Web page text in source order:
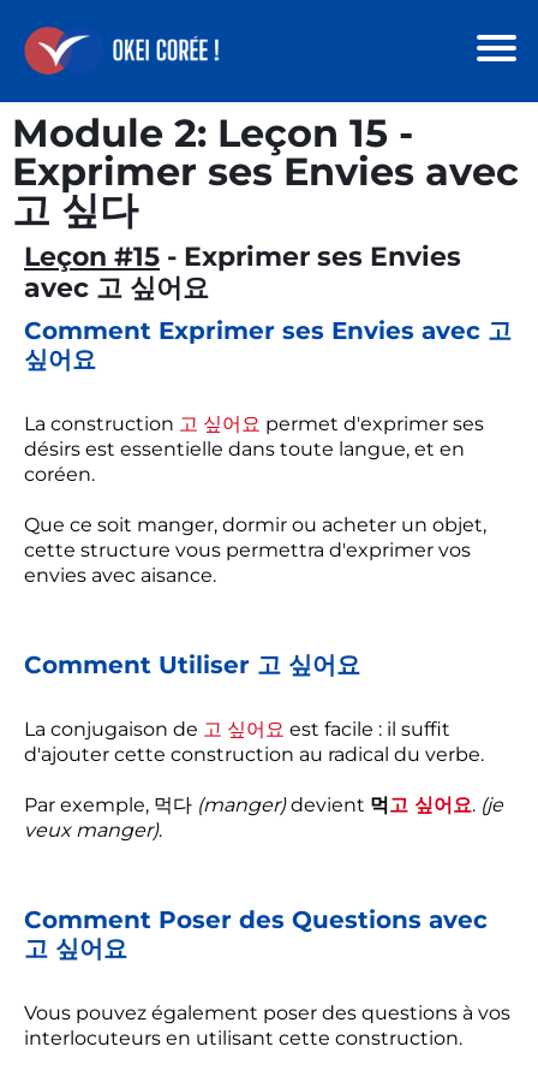
Module 2: Leçon 15 -
Exprimer ses Envies avec
고 싶다
Leçon #15 - Exprimer ses Envies
avec 고 싶어요
Comment Exprimer ses Envies avec 고
싶어요
La construction 고 싶어요 permet d'exprimer ses
désirs est essentielle dans toute langue, et en
coréen.
Que ce soit manger, dormir ou acheter un objet,
cette structure vous permettra d'exprimer vos
envies avec aisance.
Comment Utiliser 고 싶어요
La conjugaison de 고 싶어요 est facile : il suffit
d'ajouter cette construction au radical du verbe.
Par exemple, 먹다 (manger)devient 먹 고 싶어요. (je
veux manger).
Comment Poser des Questions avec
고 싶어요
Vous pouvez également poser des questions à vos
interlocuteurs en utilisant cette construction.